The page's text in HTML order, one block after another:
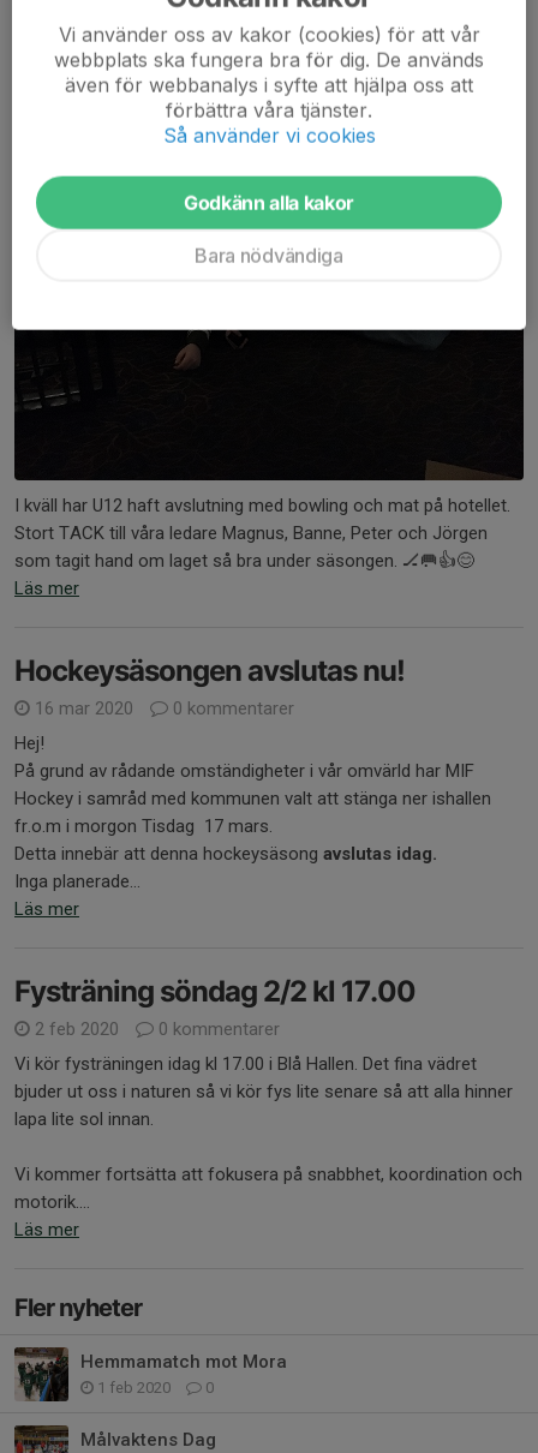
I kväll har U12 haft avslutning med bowling och mat på hotellet.
Stort TACK till våra ledare Magnus, Banne, Peter och Jörgen
som tagit hand om laget så bra under säsongen. 🏒🥅👍😊
Läs mer
Hockeysäsongen avslutas nu!
16 mar 2020
0 kommentarer
Hej!
På grund av rådande omständigheter i vår omvärld har MIF
Hockey i samråd med kommunen valt att stänga ner ishallen
fr.o.m i morgon Tisdag 17 mars.
Detta innebär att denna hockeysäsong avslutas idag.
Inga planerade...
Läs mer
Fysträning söndag 2/2 kl 17.00
2 feb 2020
0 kommentarer
Vi kör fysträningen idag kl 17.00 i Blå Hallen. Det fina vädret
bjuder ut oss i naturen så vi kör fys lite senare så att alla hinner
lapa lite sol innan.
Vi kommer fortsätta att fokusera på snabbhet, koordination och
motorik....
Läs mer
Fler nyheter
Hemmamatch mot Mora
1 feb 2020 0
Målvaktens Dag
Vi använder oss av kakor (cookies) för att vår
webbplats ska fungera bra för dig. De används
även för webbanalys i syfte att hjälpa oss att
förbättra våra tjänster.
Så använder vi cookies
Godkänn alla kakor
Bara nödvändiga